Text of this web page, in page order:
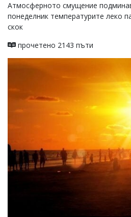
Коментарите
под
статиите
въвеждат
от
читателите
отговорност
тях!
откриете
обиден
за
Атмосферното смущение
понеделник температурите леко
скок
прочетено 2143 пъти